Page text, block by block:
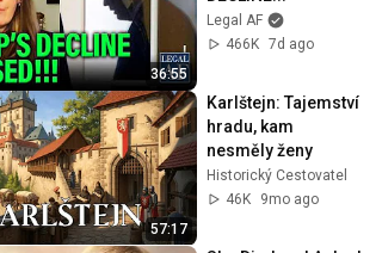
36:55
Legal AF
466K 7d ago
57:17
Karlštejn: Tajemství
hradu, kam
nesměly ženy
Historický Cestovatel
46K
9mo ago